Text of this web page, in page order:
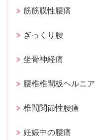
筋筋膜性腰痛
ぎっくり腰
坐骨神経痛
腰椎椎間板ヘルニア
椎間関節性腰痛
妊娠中の腰痛